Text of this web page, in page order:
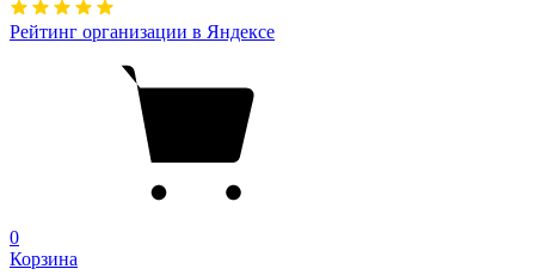
Рейтинг организации в Яндексе
0
Корзина